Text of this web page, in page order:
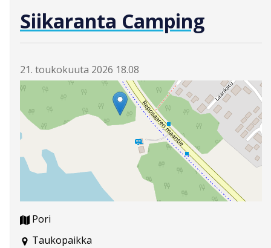
Siikaranta Camping
21. toukokuuta 2026 18.08
Pori
Taukopaikka